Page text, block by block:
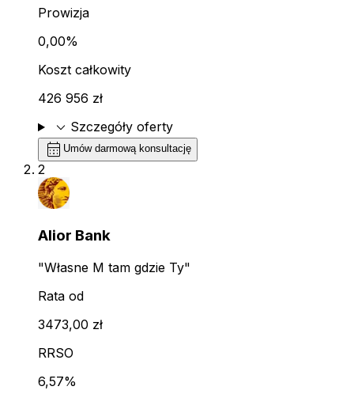
Prowizja
0,00%
Koszt całkowity
426 956 zł
expand_more Szczegóły oferty
calendar_month Umów darmową konsultację
2
Alior Bank
"Własne M tam gdzie Ty"
Rata od
3473,00 zł
RRSO
6,57%